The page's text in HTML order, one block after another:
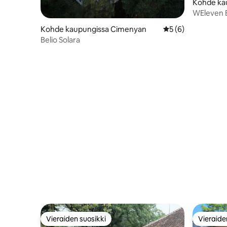
Kohde kaupungissa Cimenyan Keskimääräinen
5 (6)
Belio Solara
Kohde
tan
WEleven
Vieraiden suosikki
Vieraiden suosikki